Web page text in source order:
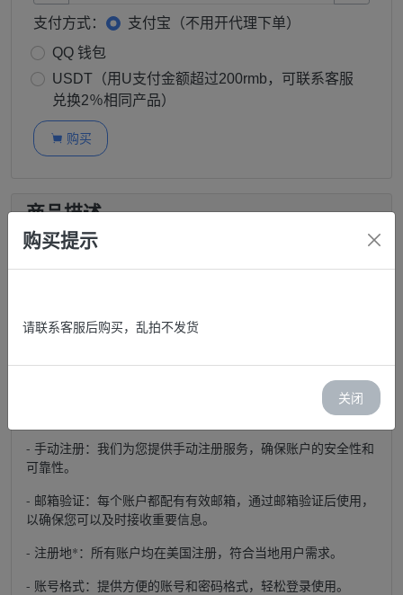
支付方式：
支付宝（不用开代理下单）
QQ 钱包
USDT（用U支付金额超过200rmb，可联系客服
兑换2％相同产品）
 购买
商品描述
- 手动注册：我们为您提供手动注册服务，确保账户的安全性和
可靠性。
- 邮箱验证：每个账户都配有有效邮箱，通过邮箱验证后使用，
以确保您可以及时接收重要信息。
- 注册地*：所有账户均在美国注册，符合当地用户需求。
- 账号格式：提供方便的账号和密码格式，轻松登录使用。
购买提示
请联系客服后购买，乱拍不发货
关闭